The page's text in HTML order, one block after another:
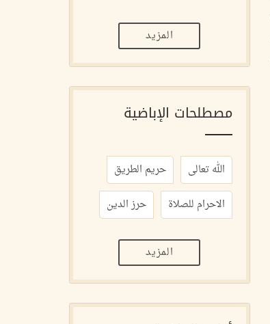
المزيد
مصطلحات الإباضية
الله تعالى
حريم الطريق
الاحرام للصلاة
حرز الدين
المزيد